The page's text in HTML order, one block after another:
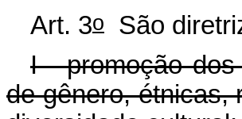
Art. 3o
São
I - promoção
de gênero, étnicas,